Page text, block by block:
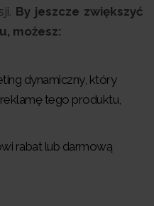
By jeszcze zwiększyć
możesz:
dynamiczny, który
tego produktu,
rabat lub darmową